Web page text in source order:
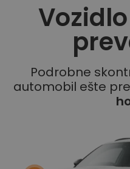
Podrobne
automobil ešte